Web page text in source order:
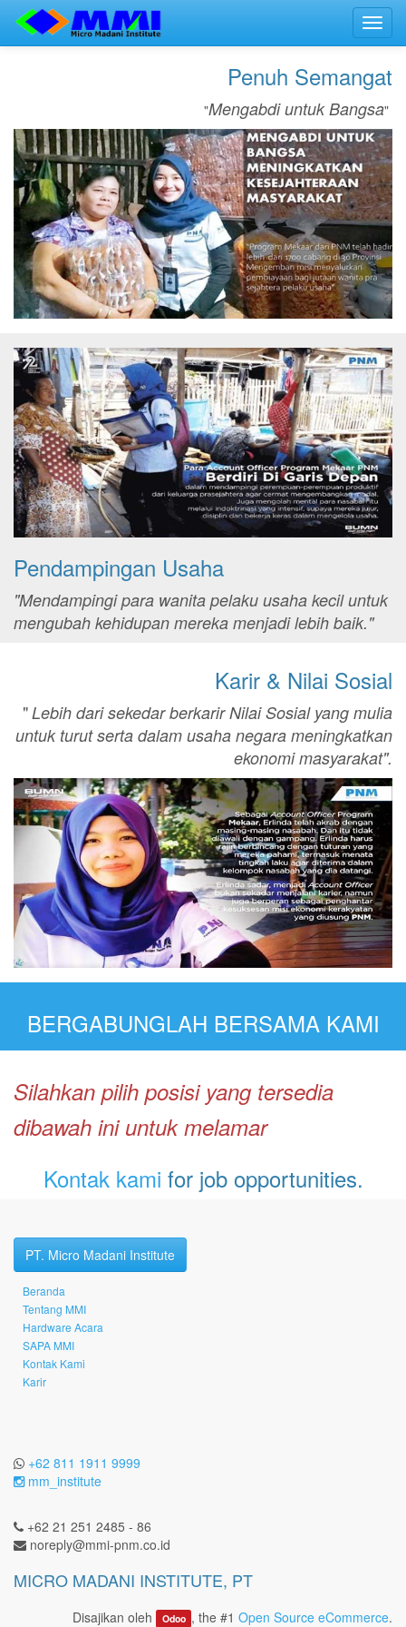
Penuh Semangat
"Mengabdi untuk Bangsa"
Pendampingan Usaha
"Mendampingi para wanita pelaku usaha kecil untuk
mengubah kehidupan mereka menjadi lebih baik."
Karir & Nilai Sosial
"Lebih dari sekedar berkarir Nilai Sosial yang mulia
untuk turut serta dalam usaha negara meningkatkan
ekonomi masyarakat".
BERGABUNGLAH BERSAMA KAMI
Silahkan pilih posisi yang tersedia
dibawah ini untuk melamar
Kontak kami for job opportunities.
PT. Micro Madani Institute
Beranda
Tentang MMI
Hardware Acara
SAPA MMI
Kontak Kami
Karir
+62 811 1911 9999
mm_institute
+62 21 251 2485 - 86
noreply@mmi-pnm.co.id
MICRO MADANI INSTITUTE, PT
Disajikan oleh Odoo , the #1 Open Source eCommerce.